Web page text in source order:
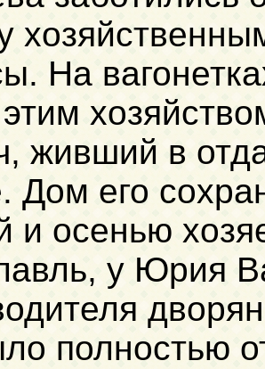
На
живший в
Дом его
и осенью
у Юрия
полностью